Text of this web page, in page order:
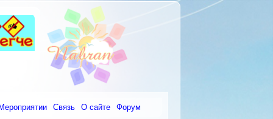
Связь О сайте Форум